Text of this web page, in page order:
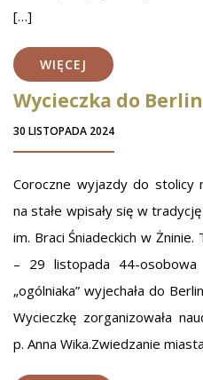
[…]
WIĘCEJ
Wycieczka do
30 LISTOPADA 2024
Coroczne wyjazdy do stolicy
na stałe wpisały się w
im. Braci Śniadeckich w
– 29 listopada 44-osobowa
„ogólniaka” wyjechała do
Wycieczkę zorganizowała
p. Anna Wika.Zwiedzanie